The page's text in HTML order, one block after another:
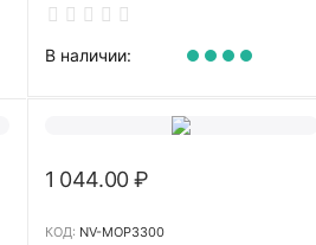
В наличии:
1 044.00₽
КОД: NV-MOP3300